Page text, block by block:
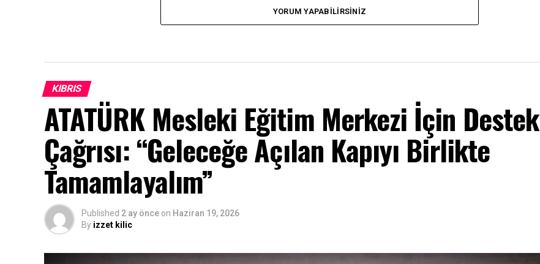
YORUM YAPABILIRSINIZ
KIBRIS
ATATÜRK Mesleki Eğitim Merkezi İçin Destek
Çağrısı: “Geleceğe Açılan Kapıyı Birlikte
Tamamlayalım”
Published 2 ay önce on Haziran 19, 2026
By izzet kilic